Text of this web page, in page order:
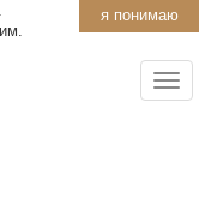
я понимаю